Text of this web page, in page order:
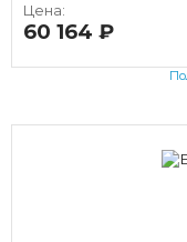
Цена:
60 164